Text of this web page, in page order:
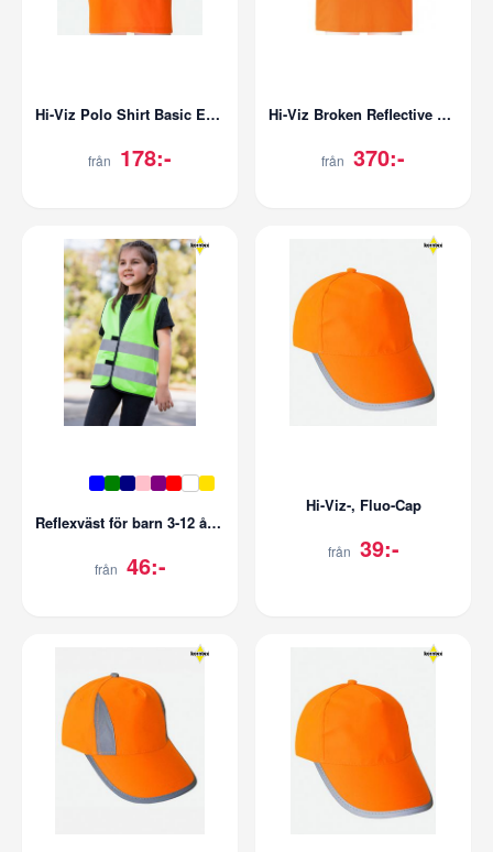
Hi-Viz Polo Shirt Basic EN ISO 20471
från 178:-
Hi-Viz Broken Reflective Polo Shirt EN ISO 20471
från 370:-
Reflexväst för barn 3-12 år EN 17353
från 46:-
Hi-Viz-, Fluo-Cap
från 39:-